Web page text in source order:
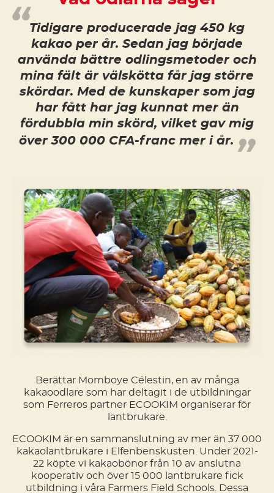
Tidigare producerade jag 450 kg
kakao per år. Sedan jag började
använda bättre odlingsmetoder och
mina fält är välskötta får jag större
skördar. Med de kunskaper som jag
har fått har jag kunnat mer än
fördubbla min skörd, vilket gav mig
över 300 000 CFA-franc mer i år.
Berättar Momboye Célestin, en av många
kakaoodlare som har deltagit i de utbildningar
som Ferreros partner ECOOKIM organiserar för
lantbrukare.
ECOOKIM är en sammanslutning av mer än 37 000
kakaolantbrukare i Elfenbenskusten. Under 2021-
22 köpte vi kakaobönor från 10 av anslutna
kooperativ och över 15 000 lantbrukare fick
utbildning i våra Farmers Field Schools. Dessa